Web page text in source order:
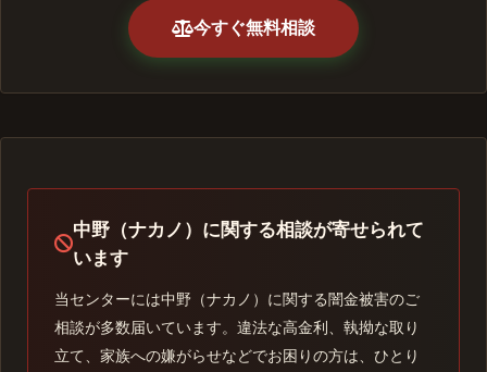
今すぐ無料相談
中野（ナカノ）に関する相談が寄せられて
います
当センターには中野（ナカノ）に関する闇金被害のご
相談が多数届いています。違法な高金利、執拗な取り
立て、家族への嫌がらせなどでお困りの方は、ひとり